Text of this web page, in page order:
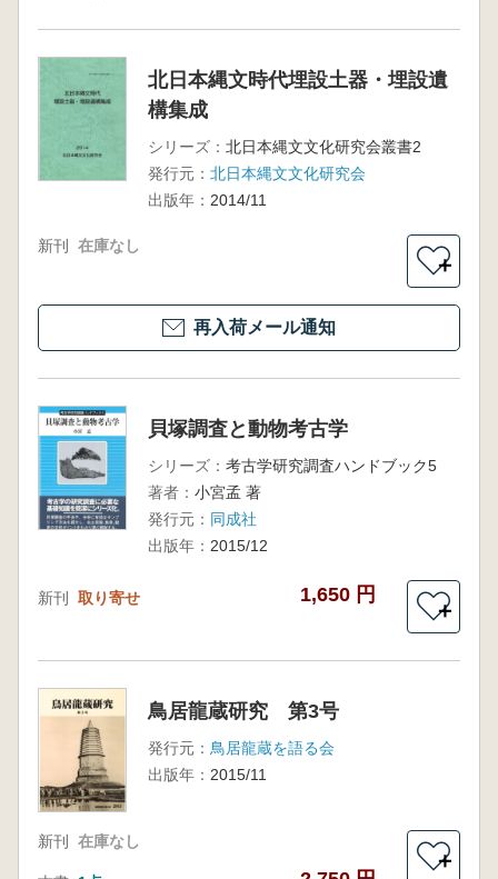
北日本縄文時代埋設土器・埋設遺
構集成
シリーズ： 北日本縄文文化研究会叢書2
発行元： 北日本縄文文化研究会
出版年： 2014/11
新刊 在庫なし
＋
再入荷メール通知
貝塚調査と動物考古学
シリーズ： 考古学研究調査ハンドブック5
著者： 小宮孟 著
発行元： 同成社
出版年： 2015/12
新刊 取り寄せ 1,650 円
＋
鳥居龍蔵研究 第3号
発行元： 鳥居龍蔵を語る会
出版年： 2015/11
新刊 在庫なし
＋